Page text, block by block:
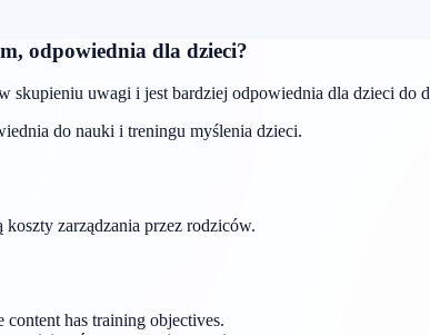
odpowiednia dla dzieci?
uwagi i jest bardziej odpowiednia dla dzieci do
do nauki i treningu myślenia dzieci.
zarządzania przez rodziców.
content has training objectives.